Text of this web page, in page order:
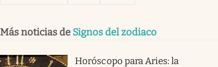
Más noticias de Signos del zodiaco
Horóscopo para Aries: la